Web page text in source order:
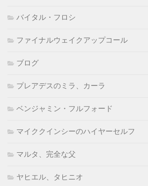
バイタル・フロシ
ファイナルウェイクアップコール
ブログ
プレアデスのミラ、カーラ
ベンジャミン・フルフォード
マイククインシーのハイヤーセルフ
マルタ、完全な父
ヤヒエル、タヒニオ